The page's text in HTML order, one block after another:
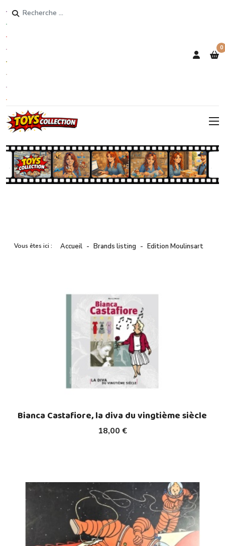
Rechercher
0
Vous êtes ici : Accueil Brands listing Edition Moulinsart
18,00 €
Bianca Castafiore, la diva du vingtième siècle